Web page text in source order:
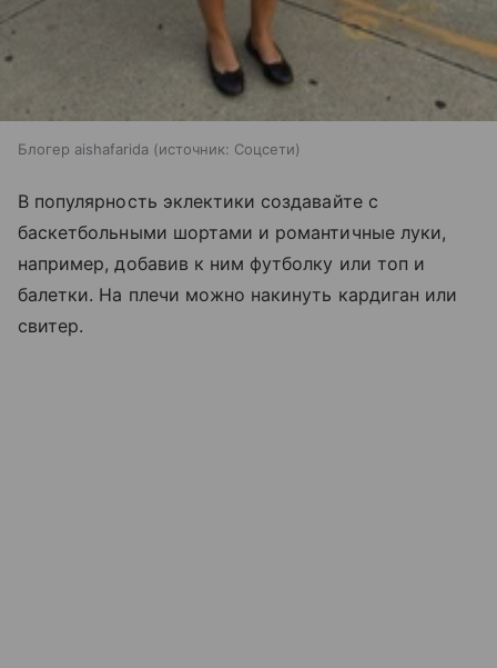
Блогер aishafarida источник: Соцсети
В популярность эклектики создавайте с
баскетбольными шортами и романтичные луки,
например, добавив к ним футболку или топ и
балетки. На плечи можно накинуть кардиган или
свитер.